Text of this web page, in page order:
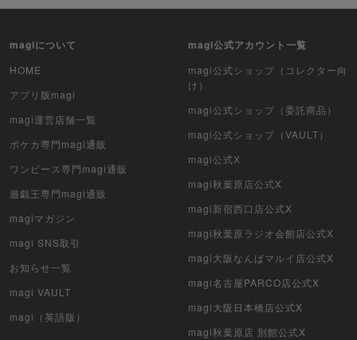
デュエル・マスターズ
マジック：ザ・ギャザリング
ヴァイスシュヴァルツ
クリプトスペルズ
マイクリプトヒーローズ
遊戯王初期
旧枠デュエマ
magiについて
HOME
アプリ版magi
magi運営店舗一覧
ポケカ専門magi通販
ワンピース専門magi通販
遊戯王専門magi通販
magiマガジン
magi SNS取引
お知らせ一覧
magi VAULT
magi（英語版）
magi公式アカウント一覧
magi公式ショップ（コレクター向
け）
magi公式ショップ（委託商品）
magi公式ショップ（VAULT）
magi公式X
magi秋葉原店公式X
magi新宿西口店公式X
magi秋葉原ラジオ会館店公式X
magi大阪なんばマルイ店公式X
magi名古屋PARCO店公式X
magi大阪日本橋店公式X
magi秋葉原店 別館公式X